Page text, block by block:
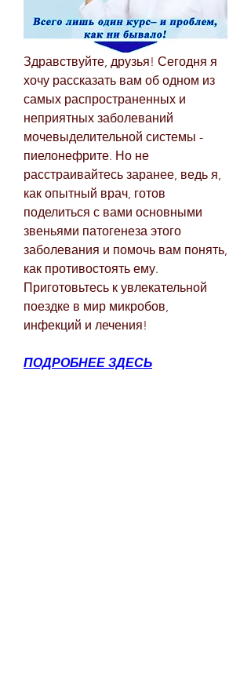
Здравствуйте, друзья! Сегодня я
хочу рассказать вам об одном из
самых распространенных и
неприятных заболеваний
мочевыделительной системы -
пиелонефрите. Но не
расстраивайтесь заранее, ведь я,
как опытный врач, готов
поделиться с вами основными
звеньями патогенеза этого
заболевания и помочь вам понять,
как противостоять ему.
Приготовьтесь к увлекательной
поездке в мир микробов,
инфекций и лечения!
ПОДРОБНЕЕ ЗДЕСЬ